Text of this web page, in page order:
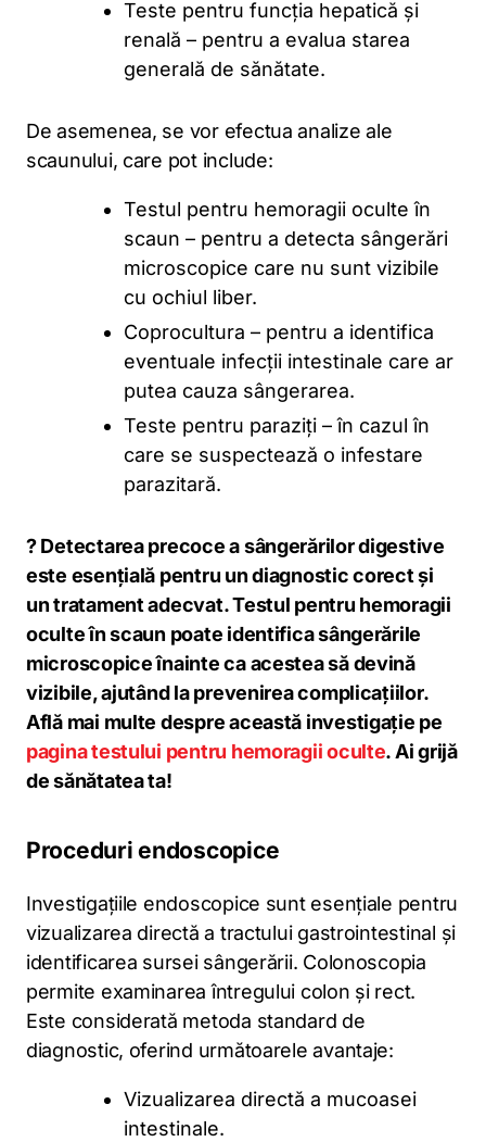
Teste pentru funcția hepatică și
renală – pentru a evalua starea
generală de sănătate.
De asemenea, se vor efectua analize ale
scaunului, care pot include:
Testul pentru hemoragii oculte în
scaun – pentru a detecta sângerări
microscopice care nu sunt vizibile
cu ochiul liber.
Coprocultura – pentru a identifica
eventuale infecții intestinale care ar
putea cauza sângerarea.
Teste pentru paraziți – în cazul în
care se suspectează o infestare
parazitară.
? Detectarea precoce a sângerărilor digestive
este esențială pentru un diagnostic corect și
un tratament adecvat. Testul pentru hemoragii
oculte în scaun poate identifica sângerările
microscopice înainte ca acestea să devină
vizibile, ajutând la prevenirea complicațiilor.
Află mai multe despre această investigație pe
pagina testului pentru hemoragii oculte. Ai grijă
de sănătatea ta!
Proceduri endoscopice
Investigațiile endoscopice sunt esențiale pentru
vizualizarea directă a tractului gastrointestinal și
identificarea sursei sângerării. Colonoscopia
permite examinarea întregului colon și rect.
Este considerată metoda standard de
diagnostic, oferind următoarele avantaje:
Vizualizarea directă a mucoasei
intestinale.